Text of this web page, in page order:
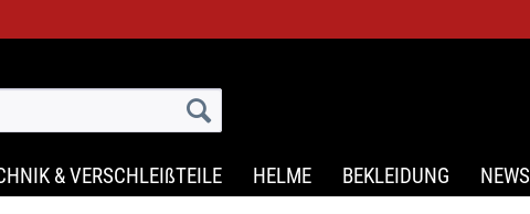
& VERSCHLEIßTEILE HELME BEKLEIDUNG NEWS